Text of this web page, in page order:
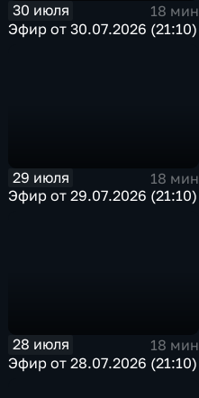
30 июля
18 мин
Эфир от 30.07.2026 (21:10)
29 июля
18 мин
Эфир от 29.07.2026 (21:10)
28 июля
18 мин
Эфир от 28.07.2026 (21:10)